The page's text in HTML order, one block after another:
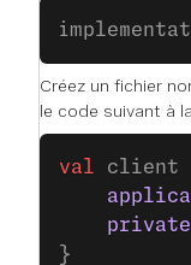
Créez un fichier
le code suivant à
val client
}